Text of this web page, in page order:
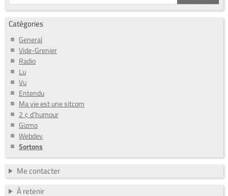
Catégories
General
Vide-Grenier
Radio
Lu
Vu
Entendu
Ma vie est une sitcom
2 ¢ d'humour
Gizmo
Webdev
Sortons
Me contacter
À retenir